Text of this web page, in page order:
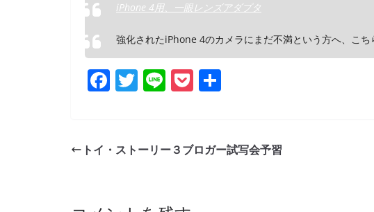
iPhone 4用、一眼レンズアダプタ
強化されたiPhone 4のカメラにまだ不満という方へ、こ
F
e
T
er
Li P
et
トイ・ストーリー３ブロガー試写会予習